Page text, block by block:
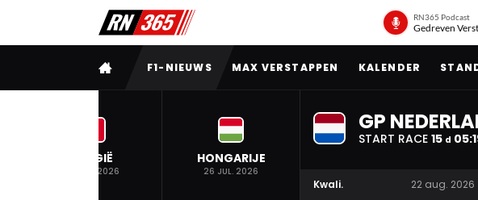
RN365 Podcast
Gedreven
VOLLEDIG MENU
F1-NIEUWS MAX VERSTAPPEN KALENDER
BELGIË
19 JUL. 2026
HONGARIJE
26 JUL. 2026
GP
START RACE 15 d 05:
Kwali. 22 aug. 2026